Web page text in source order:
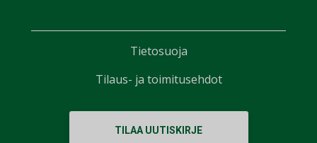
TILAA UUTISKIRJE
Tietosuoja
Tilaus- ja toimitusehdot